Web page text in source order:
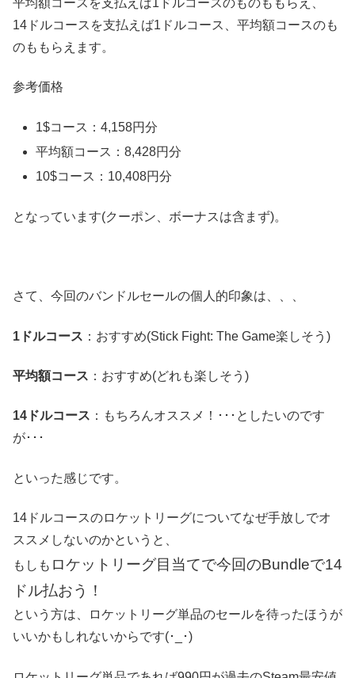
平均額コースを支払えば1ドルコースのものももらえ、
14ドルコースを支払えば1ドルコース、平均額コースのも
のももらえます。
参考価格
1$コース：4,158円分
平均額コース：8,428円分
10$コース：10,408円分
となっています(クーポン、ボーナスは含まず)。
さて、今回のバンドルセールの個人的印象は、、、
1ドルコース ：おすすめ(Stick Fight: The Game楽しそう)
平均額コース ：おすすめ(どれも楽しそう)
14ドルコース ：もちろんオススメ！･･･としたいのです
が･･･
といった感じです。
14ドルコースのロケットリーグについてなぜ手放しでオ
ススメしないのかというと、
もしも ロケットリーグ目当てで今回のBundleで14
ドル払おう！
という方は、ロケットリーグ単品のセールを待ったほうが
いいかもしれないからです(･_･)